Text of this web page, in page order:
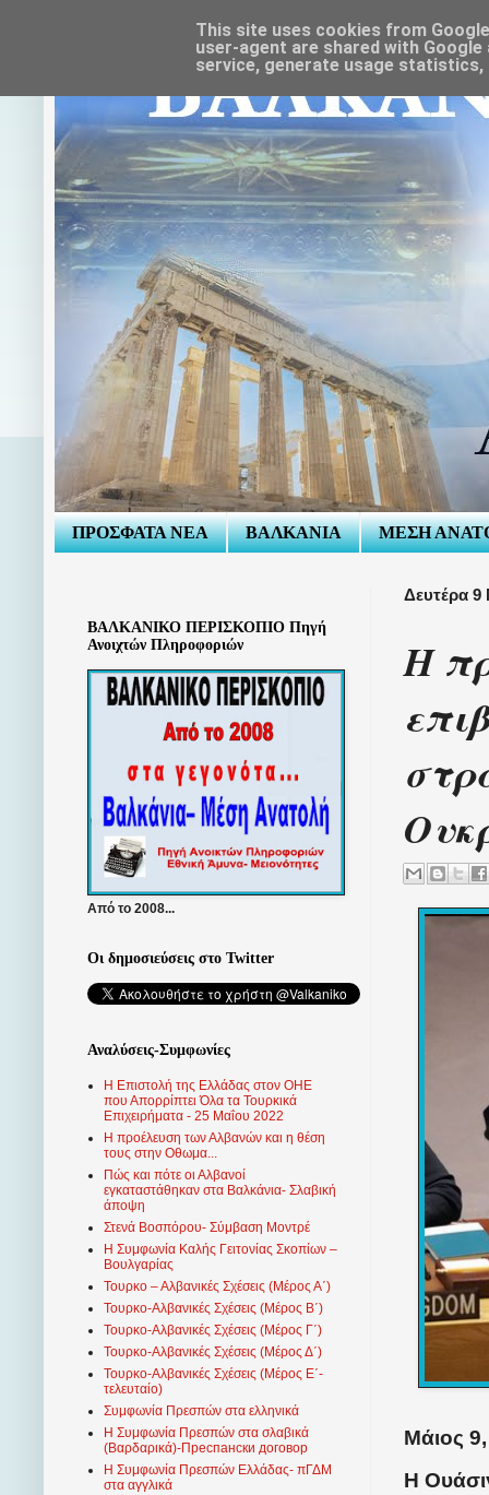
ΠΡΟΣΦΑΤΑ ΝΕΑ ΒΑΛΚΑΝΙΑ ΜΕΣΗ
Δευτέρα 9
Η
Μάιος
Η
ΒΑΛΚΑΝΙΚΟ ΠΕΡΙΣΚΟΠΙΟ Πηγή
Ανοιχτών Πληροφοριών
Από το 2008...
Οι δημοσιεύσεις στο Twitter
Αναλύσεις-Συμφωνίες
Η Επιστολή της Ελλάδας στον ΟΗΕ
που Απορρίπτει Όλα τα Τουρκικά
Επιχειρήματα - 25 Μαΐου 2022
Η προέλευση των Αλβανών και η θέση
τους στην Οθωμα...
Πώς και πότε οι Αλβανοί
εγκαταστάθηκαν στα Βαλκάνια- Σλαβική
άποψη
Στενά Βοσπόρου- Σύμβαση Μοντρέ
Η Συμφωνία Καλής Γειτονίας Σκοπίων –
Βουλγαρίας
Τουρκο – Αλβανικές Σχέσεις (Mέρος Α΄)
Τουρκο-Αλβανικές Σχέσεις (Μέρος Β΄)
Τουρκο-Αλβανικές Σχέσεις (Μέρος Γ΄)
Τουρκο-Αλβανικές Σχέσεις (Μέρος Δ΄)
Τουρκο-Αλβανικές Σχέσεις (Μέρος Ε΄-
τελευταίο)
Συμφωνία Πρεσπών στα ελληνικά
Η Συμφωνία Πρεσπών στα σλαβικά
(Βαρδαρικά)-Преспански договор
Η Συμφωνία Πρεσπών Ελλάδας- πΓΔΜ
στα αγγλικά
This site uses cookies from
user-agent are shared with
service, generate usage statistics,